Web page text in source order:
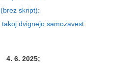
skript):
dvignejo samozavest:
4. 6. 2025;